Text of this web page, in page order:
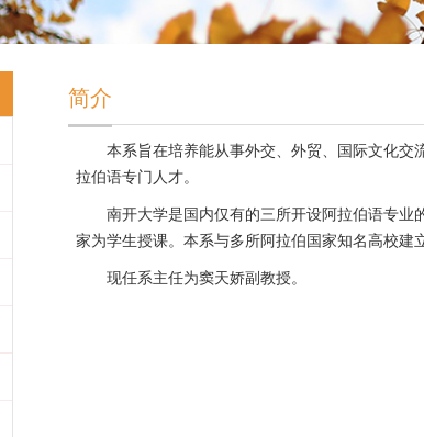
简介
本系旨在培养能从事外交、外贸、国际文化交
拉伯语专门人才。
南开大学是国内仅有的三所开设阿拉伯语专业
家为学生授课。本系与多所阿拉伯国家知名高校建
现任系主任为窦天娇副教授。